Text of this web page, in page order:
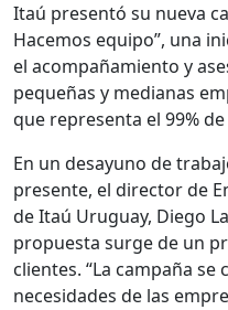
Itaú presentó su nueva
Hacemos equipo”, una
el acompañamiento y
pequeñas y medianas
que representa el 99%
En un desayuno de
presente, el director de
de Itaú Uruguay, Diego
propuesta surge de un
clientes. “La campaña
necesidades de las